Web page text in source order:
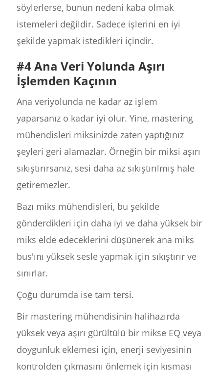
söylerlerse, bunun nedeni kaba olmak
istemeleri değildir. Sadece işlerini en iyi
şekilde yapmak istedikleri içindir.
#4 Ana Veri Yolunda Aşırı
İşlemden Kaçının
Ana veriyolunda ne kadar az işlem
yaparsanız o kadar iyi olur. Yine, mastering
mühendisleri miksinizde zaten yaptığınız
şeyleri geri alamazlar. Örneğin bir miksi aşırı
sıkıştırırsanız, sesi daha az sıkıştırılmış hale
getiremezler.
Bazı miks mühendisleri, bu şekilde
gönderdikleri için daha iyi ve daha yüksek bir
miks elde edeceklerini düşünerek ana miks
bus'ını yüksek sesle yapmak için sıkıştırır ve
sınırlar.
Çoğu durumda ise tam tersi.
Bir mastering mühendisinin halihazırda
yüksek veya aşırı gürültülü bir mikse EQ veya
doygunluk eklemesi için, enerji seviyesinin
kontrolden çıkmasını önlemek için kısması